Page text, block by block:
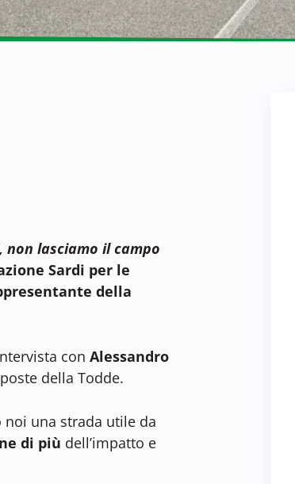
non lasciamo il campo
Sardi per le
della
con Alessandro
della Todde.
noi una strada utile da
di più dell’impatto e